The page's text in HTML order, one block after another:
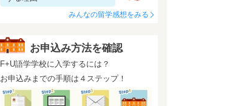
みんなの留学感想をみる
お申込み方法を確認
F+U語学学校に入学するには？
お申込みまでの手順は４ステップ！